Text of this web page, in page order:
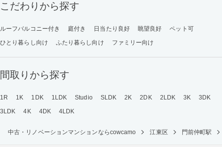
こだわりから探す
ルーフバルコニー付き 庭付き 日当たり良好 眺望良好
ペット可
ひとり暮らし向け
ふたり暮らし向け ファミリー向け
間取りから探す
1R 1K 1DK 1LDK Studio SLDK 2K 2DK 2LDK 3K
3DK
3LDK
4K 4DK 4LDK
中古・リノベーションマンションならcowcamo 江東区 門前仲町駅